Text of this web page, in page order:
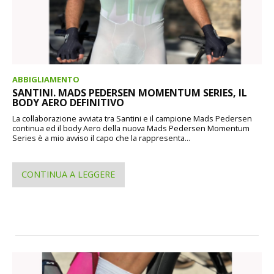
ABBIGLIAMENTO
SANTINI. MADS PEDERSEN MOMENTUM SERIES, IL
BODY AERO DEFINITIVO
La collaborazione avviata tra Santini e il campione Mads Pedersen
continua ed il body Aero della nuova Mads Pedersen Momentum
Series è a mio avviso il capo che la rappresenta...
CONTINUA A LEGGERE